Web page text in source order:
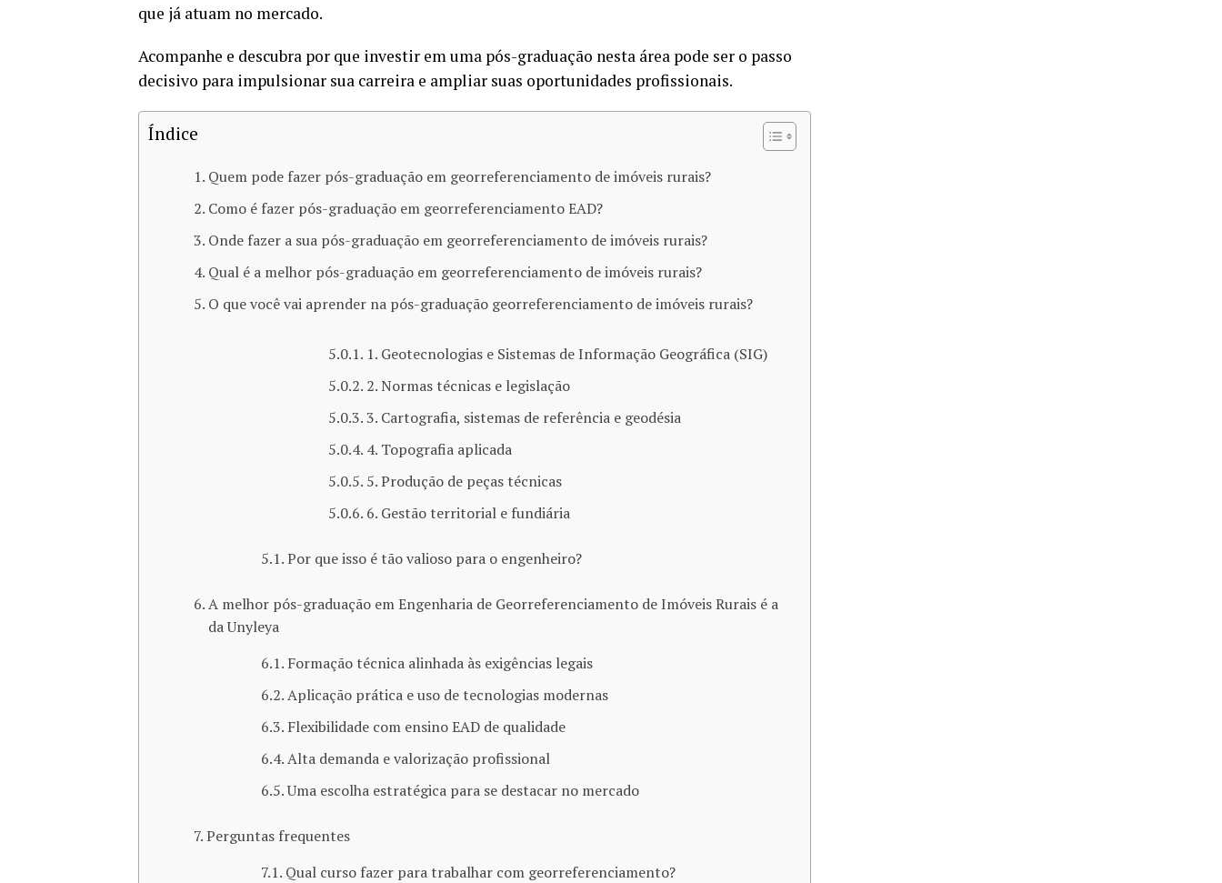
que já atuam no mercado.
Acompanhe e descubra por que investir em uma pós-graduação nesta área pode ser o passo
decisivo para impulsionar sua carreira e ampliar suas oportunidades profissionais.
Índice
Quem pode fazer pós-graduação em georreferenciamento de imóveis rurais?
Como é fazer pós-graduação em georreferenciamento EAD?
Onde fazer a sua pós-graduação em georreferenciamento de imóveis rurais?
Qual é a melhor pós-graduação em georreferenciamento de imóveis rurais?
O que você vai aprender na pós-graduação georreferenciamento de imóveis rurais?
1. Geotecnologias e Sistemas de Informação Geográfica (SIG)
2. Normas técnicas e legislação
3. Cartografia, sistemas de referência e geodésia
4. Topografia aplicada
5. Produção de peças técnicas
6. Gestão territorial e fundiária
Por que isso é tão valioso para o engenheiro?
A melhor pós-graduação em Engenharia de Georreferenciamento de Imóveis Rurais é a
da Unyleya
Formação técnica alinhada às exigências legais
Aplicação prática e uso de tecnologias modernas
Flexibilidade com ensino EAD de qualidade
Alta demanda e valorização profissional
Uma escolha estratégica para se destacar no mercado
Perguntas frequentes
Qual curso fazer para trabalhar com georreferenciamento?